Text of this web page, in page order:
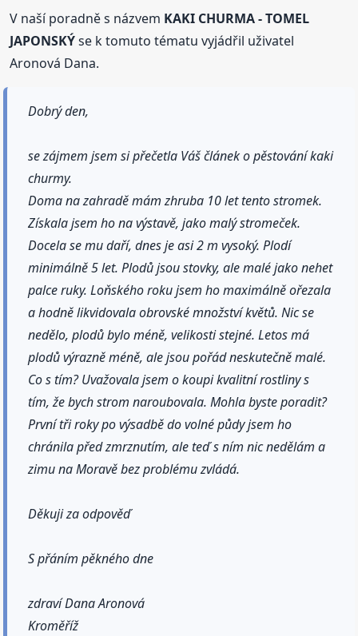
V naší poradně s názvem KAKI CHURMA - TOMEL
JAPONSKÝse k tomuto tématu vyjádřil uživatel
Aronová Dana.
Dobrý den,
se zájmem jsem si přečetla Váš článek o pěstování kaki
churmy.
Doma na zahradě mám zhruba 10 let tento stromek.
Získala jsem ho na výstavě, jako malý stromeček.
Docela se mu daří, dnes je asi 2 m vysoký. Plodí
minimálně 5 let. Plodů jsou stovky, ale malé jako nehet
palce ruky. Loňského roku jsem ho maximálně ořezala
a hodně likvidovala obrovské množství květů. Nic se
nedělo, plodů bylo méně, velikosti stejné. Letos má
plodů výrazně méně, ale jsou pořád neskutečně malé.
Co s tím? Uvažovala jsem o koupi kvalitní rostliny s
tím, že bych strom naroubovala. Mohla byste poradit?
První tři roky po výsadbě do volné půdy jsem ho
chránila před zmrznutím, ale teď s ním nic nedělám a
zimu na Moravě bez problému zvládá.
Děkuji za odpověď
S přáním pěkného dne
zdraví Dana Aronová
Kroměříž